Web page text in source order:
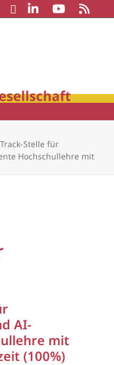
Stelle für
Hochschullehre mit
AI-
mit
(100%)